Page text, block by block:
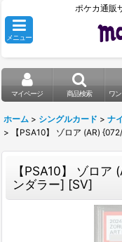
ポケカ通販
メニュー
マイページ 商品検索 ワ
ホーム > シングルカード > ナ
>
【PSA10】 ゾロア (AR)
【PSA10】 ゾロ
ンダラー] [SV]